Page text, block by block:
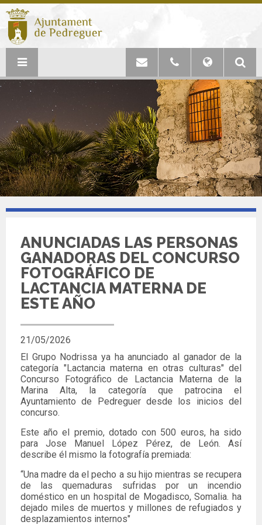
ANUNCIADAS LAS PERSONAS
GANADORAS DEL CONCURSO
FOTOGRÁFICO DE
LACTANCIA MATERNA DE
ESTE AÑO
21/05/2026
El Grupo Nodrissa ya ha anunciado al ganador de la
categoría "Lactancia materna en otras culturas" del
Concurso Fotográfico de Lactancia Materna de la
Marina Alta, la categoría que patrocina el
Ayuntamiento de Pedreguer desde los inicios del
concurso.
Este año el premio, dotado con 500 euros, ha sido
para Jose Manuel López Pérez, de León. Así
describe él mismo la fotografía premiada:
“Una madre da el pecho a su hijo mientras se recupera
de las quemaduras sufridas por un incendio
doméstico en un hospital de Mogadisco, Somalia. ha
dejado miles de muertos y millones de refugiados y
desplazamientos internos"